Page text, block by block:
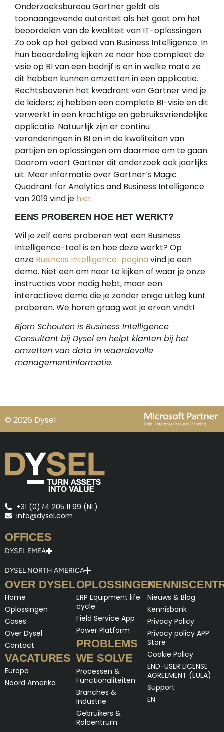
Onderzoeksbureau Gartner geldt als
toonaangevende autoriteit als het gaat om het
beoordelen van de kwaliteit van IT-oplossingen.
Zo ook op het gebied van Business Intelligence. In
hun beoordeling kijken ze naar hoe compleet de
visie op BI van een bedrijf is en in welke mate ze
dit hebben kunnen omzetten in een applicatie.
Rechtsbovenin het kwadrant van Gartner vind je
de leiders; zij hebben een complete BI-visie en dit
verwerkt in een krachtige en gebruiksvriendelijke
applicatie. Natuurlijk zijn er continu
veranderingen in BI en in de kwaliteiten van
partijen en oplossingen om daarmee om te gaan.
Daarom voert Gartner dit onderzoek ook jaarlijks
uit. Meer informatie over Gartner’s Magic
Quadrant for Analytics and Business Intelligence
van 2019 vind je hier.
EENS PROBEREN HOE HET WERKT?
Wil je zelf eens proberen wat een Business
Intelligence-tool is en hoe deze werkt? Op
onze Business Intelligence-pagina vind je een
demo. Niet een om naar te kijken of waar je onze
instructies voor nodig hebt, maar een
interactieve demo die je zonder enige uitleg kunt
proberen. We horen graag wat je ervan vindt!
Bjorn Schouten is Business Intelligence
Consultant bij Dysel en helpt klanten bij het
omzetten van data in waardevolle
managementinformatie.
© 2026 Dysel
+31 (0)74 205 11 99 (NL)
info@dysel.com
OFFICES
DYSEL EMEA
DYSEL NORTH AMERICA
OVER DYSEL
Home
Oplossingen
Cases
Over Dysel
Contact
VACATURES
Europa
Noord Amerika
OPLOSSINGEN
ERP Equipment life
cycle
Field Service App
Power Platform
PROBLEMS
WE SOLVE
Processen &
Functionaliteiten
Branches &
Industrie
Gebruikers &
Rolcentrum
Nieuws & Blog
Kennisbank
Privacy Policy
Privacy policy APP
Store
Cookie Policy
END-USER LICENSE
AGREEMENT (EULA)
Support
EN